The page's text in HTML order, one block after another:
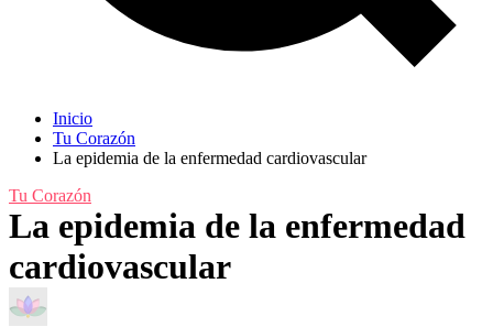
Inicio
Tu Corazón
La epidemia de la enfermedad cardiovascular
Tu Corazón
La epidemia de la enfermedad
cardiovascular